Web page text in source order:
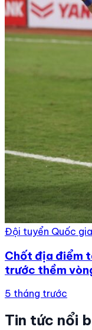
Đội tuyển Quốc gia
Chốt địa điểm
trước thềm
5 tháng trước
Tin tức nổi